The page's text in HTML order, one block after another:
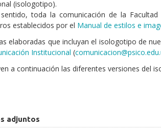
(isologotipo).
toda la comunicación de la
establecidos por el Manual de estilos e
elaboradas que incluyan el isologotipo de
Institucional (
a continuación las diferentes versiones del
adjuntos